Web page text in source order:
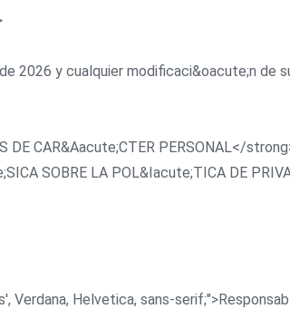
2026 y cualquier modificaci&oacute;n de
CAR&Aacute;CTER PERSONAL</
SOBRE LA POL&Iacute;TICA DE
Helvetica, sans-